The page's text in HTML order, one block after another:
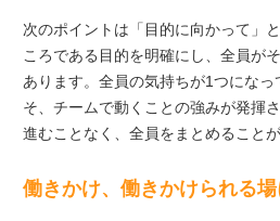
次のポイントは「目的に向かって」
ころである目的を明確にし、全員が
あります。全員の気持ちが1つになっ
そ、チームで動くことの強みが発揮
進むことなく、全員をまとめること
働きかけ、働きかけられる場